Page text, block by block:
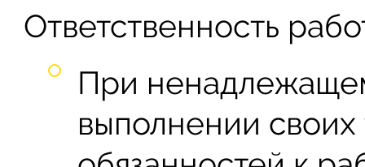
Ответственность
При
выполнении своих